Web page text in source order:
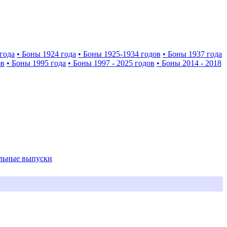
• Боны 1924 года • Боны 1925-1934 годов • Боны 1937 года
• Боны 1995 года • Боны 1997 - 2025 годов • Боны 2014 - 2018
выпуски